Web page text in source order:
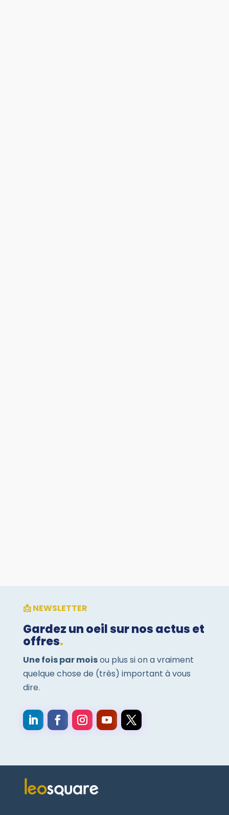
📩 NEWSLETTER
Gardez un oeil sur nos actus et
offres.
Une fois par moisou plus si on a vraiment
quelque chose de (très) important à vous
dire.